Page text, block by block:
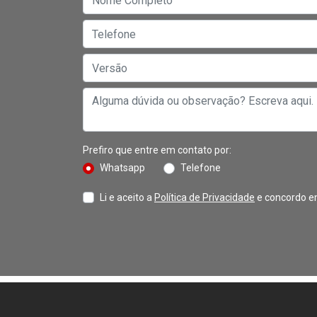
Prefiro que entre em contato por:
Whatsapp
Telefone
Li e aceito a Política de Privacidade e concordo